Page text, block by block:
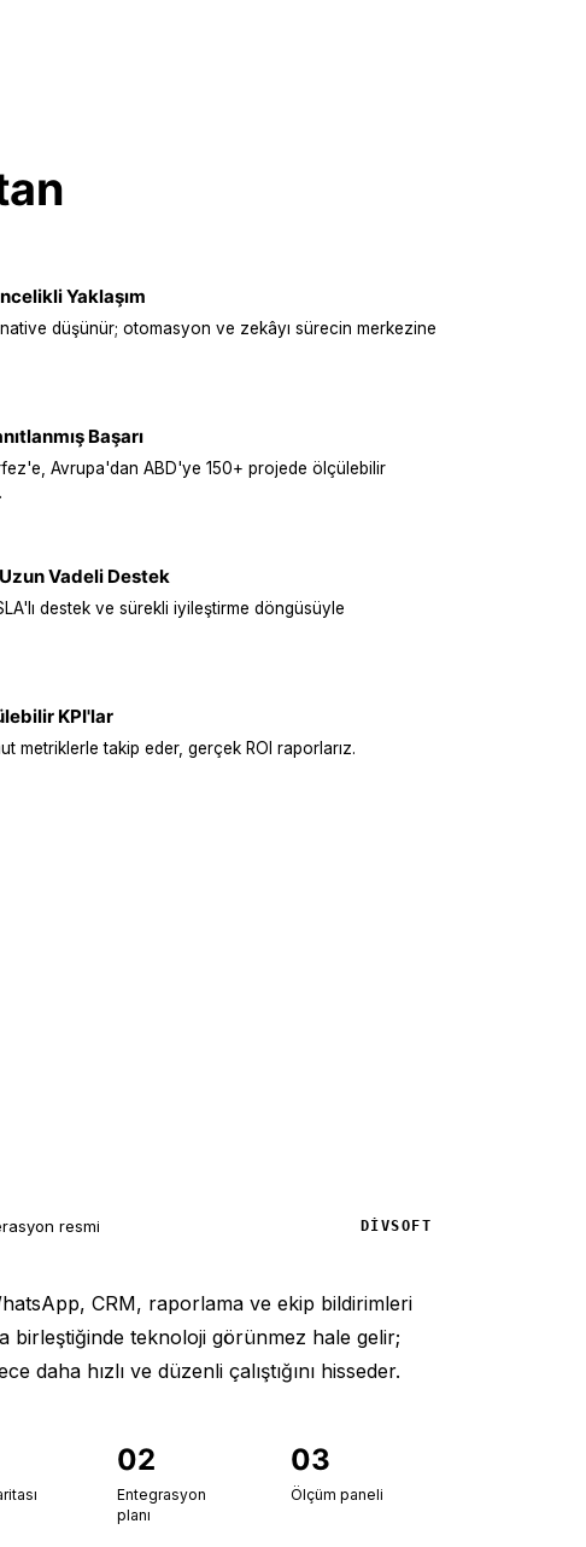
Yaklaşım
düşünür; otomasyon ve zekâyı sürecin merkezine
Başarı
Avrupa'dan ABD'ye 150+ projede ölçülebilir
Vadeli Destek
destek ve sürekli iyileştirme döngüsüyle
KPI'lar
metriklerle takip eder, gerçek ROI raporlarız.
resmi DIVSOFT
CRM, raporlama ve ekip bildirimleri
birleştiğinde teknoloji görünmez hale gelir;
daha hızlı ve düzenli çalıştığını hisseder.
02
Entegrasyon
planı
03
Ölçüm paneli